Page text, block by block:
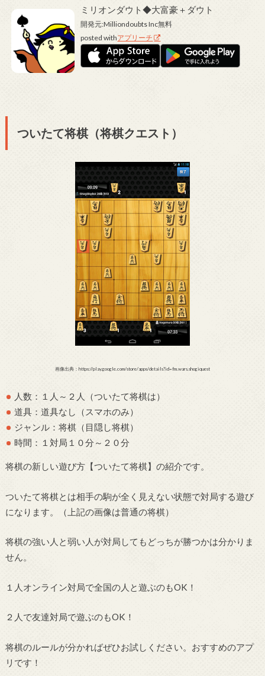
ミリオンダウト◆大富豪＋ダウト
開発元:Milliondoubts Inc無料
posted withアプリーチ
ついたて将棋（将棋クエスト）
画像出典：https://play.google.com/store/apps/details?id=fm.wars.shogiquest
人数：１人～２人（ついたて将棋は）
道具：道具なし（スマホのみ）
ジャンル：将棋（目隠し将棋）
時間：１対局１０分～２０分
将棋の新しい遊び方【ついたて将棋】の紹介です。
ついたて将棋とは相手の駒が全く見えない状態で対局する遊び
になります。（上記の画像は普通の将棋）
将棋の強い人と弱い人が対局してもどっちが勝つかは分かりま
せん。
１人オンライン対局で全国の人と遊ぶのもOK！
２人で友達対局で遊ぶのもOK！
将棋のルールが分かればぜひお試しください。おすすめのアプ
リです！